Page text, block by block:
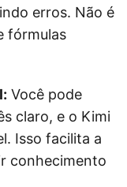
erros. Não é
fórmulas
Você pode
claro, e o Kimi
Isso facilita a
conhecimento